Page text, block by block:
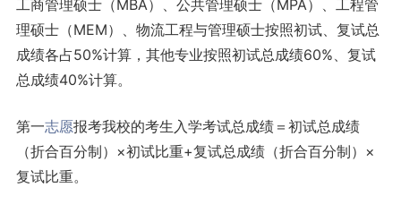
工商管理硕士（MBA）、公共管理硕士（MPA）、工程管
理硕士（MEM）、物流工程与管理硕士按照初试、复试总
成绩各占50%计算，其他专业按照初试总成绩60%、复试
总成绩40%计算。
第一志愿报考我校的考生入学考试总成绩＝初试总成绩
（折合百分制）×初试比重+复试总成绩（折合百分制）×
复试比重。